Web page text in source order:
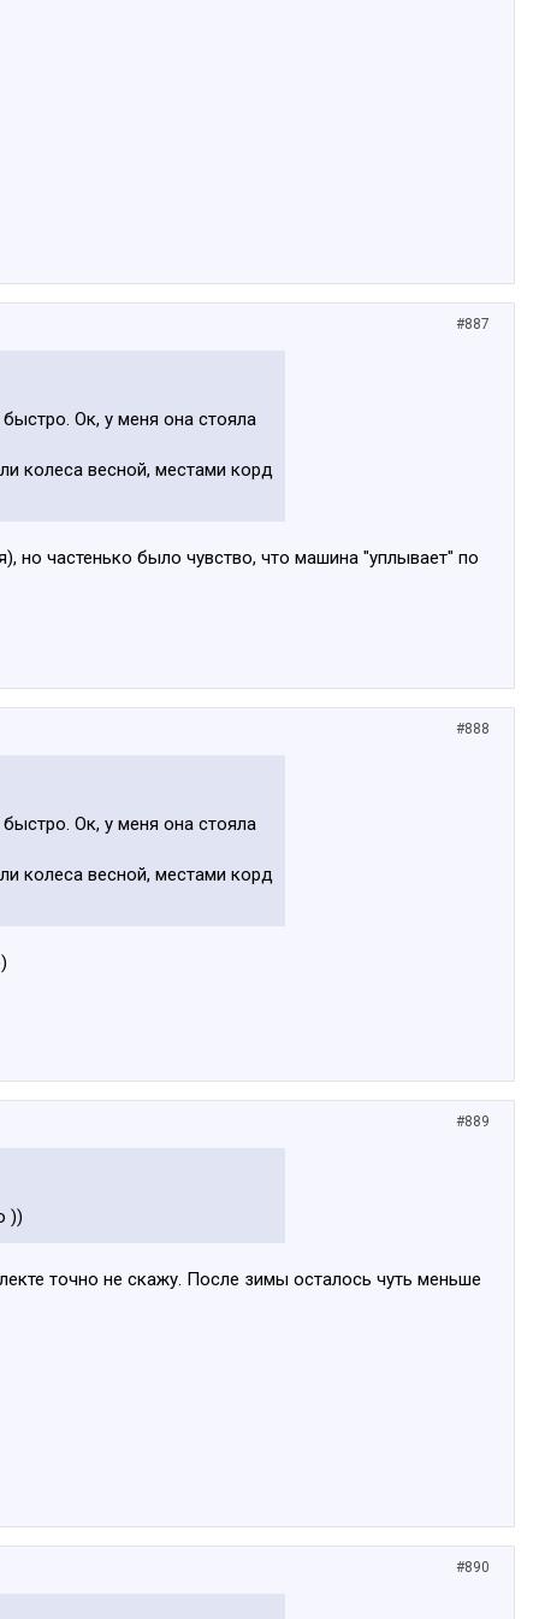
#887
Ок, у меня она стояла
колеса весной, местами корд
но частенько было чувство, что машина "уплывает" по
#888
Ок, у меня она стояла
колеса весной, местами корд
#889
))
точно не скажу. После зимы осталось чуть меньше
#890